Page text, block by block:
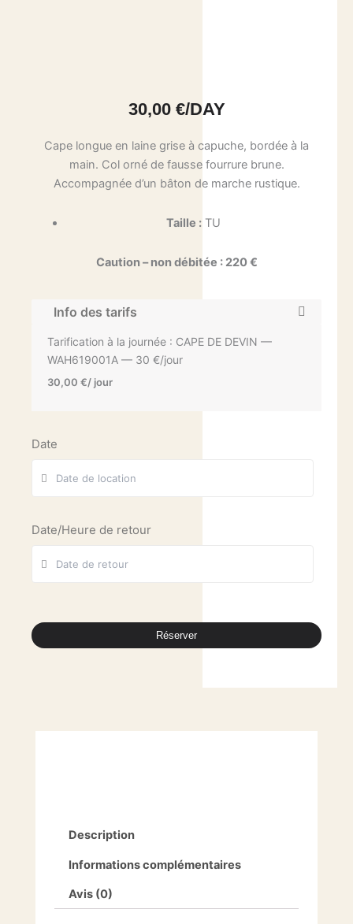
30,00 €/DAY
Cape longue en laine grise à capuche, bordée à la
main. Col orné de fausse fourrure brune.
Accompagnée d’un bâton de marche rustique.
Taille : TU
Caution – non débitée : 220 €
Info des tarifs
Tarification à la journée : CAPE DE DEVIN —
WAH619001A — 30 €/jour
30,00 €/ jour
Date
Date/Heure de retour
Réserver
Description
Informations complémentaires
Avis (0)